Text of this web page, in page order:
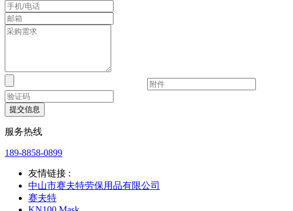
提交信息
服务热线
189-8858-0899
友情链接 :
中山市赛夫特劳保用品有限公司
赛夫特